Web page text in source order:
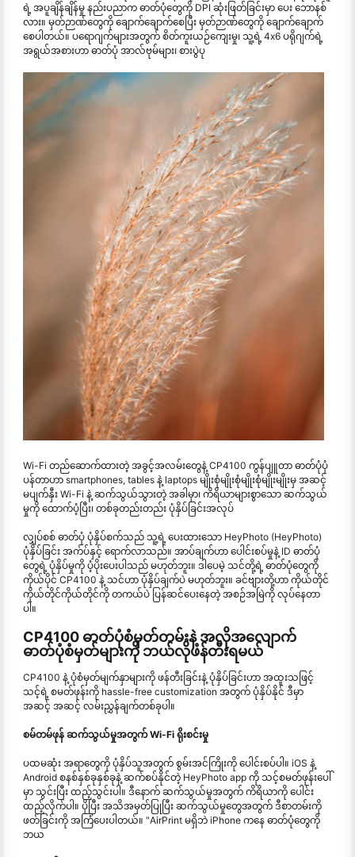
ရဲ့ အပူချိန်ချိန်မှု နည်းပညာက ဓာတ်ပုံတွေကို DPI ဆုံးဖြတ်ခြင်းမှာ ပေး ဘောနစ်
လား။ မှတ်ဉာဏ်တွေကို ချောက်ချောက်စေပြီး မှတ်ဉာဏ်တွေကို ချောက်ချောက်
စေပါတယ်။ ပရောဂျက်များအတွက် စိတ်ကူးယဉ်ကျေးမှု၊ သူ့ရဲ့ 4x6 ပရိုဂျက်ရဲ့
အရွယ်အစားဟာ ဓာတ်ပုံ အာလ်ဗုမ်များ၊ စားပွဲပု
Wi-Fi တည်ဆောက်ထားတဲ့ အခွင့်အလမ်းတွေနဲ့ CP4100 ကွန်ပျူတာ ဓာတ်ပုံပုံ
ပန်တာဟာ smartphones, tables နဲ့ laptops မျိုးစုံမျိုးစုံမျိုးစုံမျိုးမျိုးမှ အဆင့်
မပျက်နှီး Wi-Fi နဲ့ ဆက်သွယ်သွားတဲ့ အခါမှာ၊ ကိရိယာများစွာသော ဆက်သွယ်
မှုကို ထောက်ပံ့ပြီး၊ တစ်ခုတည်းတည်း ပုံနှိပ်ခြင်းအလုပ်
လျှပ်စစ် ဓာတ်ပုံ ပုံနှိပ်စက်သည် သူ့ရဲ့ ပေးထားသော HeyPhoto (HeyPhoto)
ပုံနှိပ်ခြင်း အက်ပ်နှင့် ရောက်လာသည်။ အာပ်ချက်ဟာ ပေါင်းစပ်မှုနဲ့ ID ဓာတ်ပုံ
တွေရဲ့ ပုံနှိပ်မှုကို ပံ့ပိုးပေးပါသည် မဟုတ်ဘူး။ ဒါပေမဲ့ သင်တို့ရဲ့ ဓာတ်ပုံတွေကို
ကိုယ်ပိုင် CP4100 နဲ့ သင်ဟာ ပုံနှိပ်ချက်ပဲ မဟုတ်ဘူး။ ခင်ဗျားတို့ဟာ ကိုယ်တိုင်
ကိုယ်တိုင်ကိုယ်တိုင်ကို တကယ်ပဲ ပြန်ဆင်ပေးနေတဲ့ အစဉ်အမြဲကို လုပ်နေတာ
ပါ။
CP4100 ဓာတ်ပုံစံမှတ်တမ်းနဲ့ အလိုအလျောက်
ဓာတ်ပုံစံမှတ်များကို ဘယ်လိုဖန်တီးရမယ်
CP4100 နဲ့ ပုံစံမှတ်မျက်နှာများကို ဖန်တီးခြင်းနဲ့ ပုံနှိပ်ခြင်းဟာ အထူးသဖြင့်
သင့်ရဲ့ စမတ်ဖုန်းကို hassle-free customization အတွက် ပုံနှိပ်နိုင် ဒီမှာ
အဆင့် အဆင့် လမ်းညွှန်ချက်တစ်ခုပါ။
စမ်တမ်ဖုန် ဆက်သွယ်မှုအတွက် Wi-Fi ရိုးစင်းမှု
ပထမဆုံး အရာတွေကို ပုံနှိပ်သူအတွက် စွမ်းအင်ကြိုးကို ပေါင်းစပ်ပါ။ iOS နဲ့
Android စနစ်နှစ်ခုနှစ်ခုနဲ့ ဆက်စပ်နိုင်တဲ့ HeyPhoto app ကို သင့်စမတ်ဖုန်းပေါ်
မှာ သွင်းပြီး ထည့်သွင်းပါ။ ဒီနောက် ဆက်သွယ်မှုအတွက် ကိရိယာကို ပေါင်း
ထည့်လိုက်ပါ။ ပိုပြီး အသိအမှတ်ပြုပြီး ဆက်သွယ်မှုတွေအတွက် ဒီစာတမ်းကို
ဖတ်ခြင်းကို အကြံပေးပါတယ်။ "AirPrint မရှိဘဲ iPhone ကနေ ဓာတ်ပုံတွေကို
ဘယ